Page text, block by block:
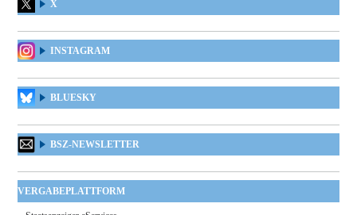
X
INSTAGRAM
BLUESKY
BSZ-NEWSLETTER
VERGABEPLATTFORM